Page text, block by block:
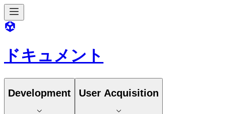
ドキュメント
Development User Acquisition